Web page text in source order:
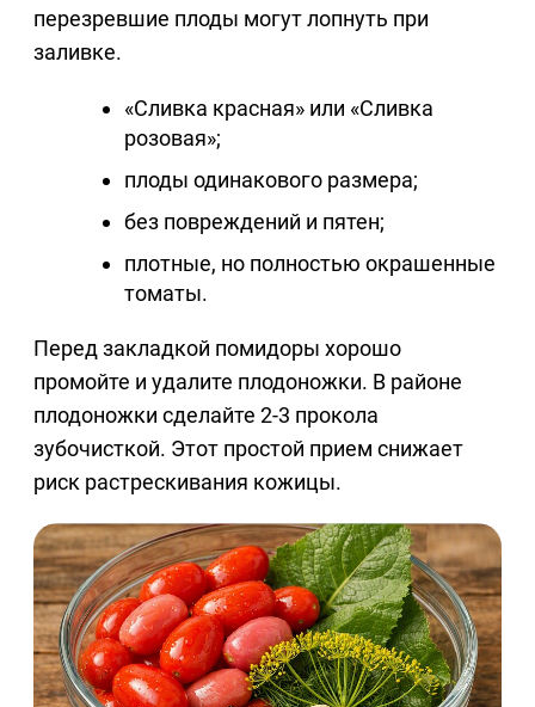
перезревшие плоды могут лопнуть при
заливке.
«Сливка красная» или «Сливка
розовая»;
плоды одинакового размера;
без повреждений и пятен;
плотные, но полностью окрашенные
томаты.
Перед закладкой помидоры хорошо
промойте и удалите плодоножки. В районе
плодоножки сделайте 2-3 прокола
зубочисткой. Этот простой прием снижает
риск растрескивания кожицы.